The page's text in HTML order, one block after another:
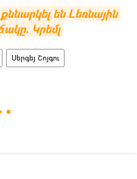
են Լեռնային
Կրեմլ
Սերգեյ Շոյգու